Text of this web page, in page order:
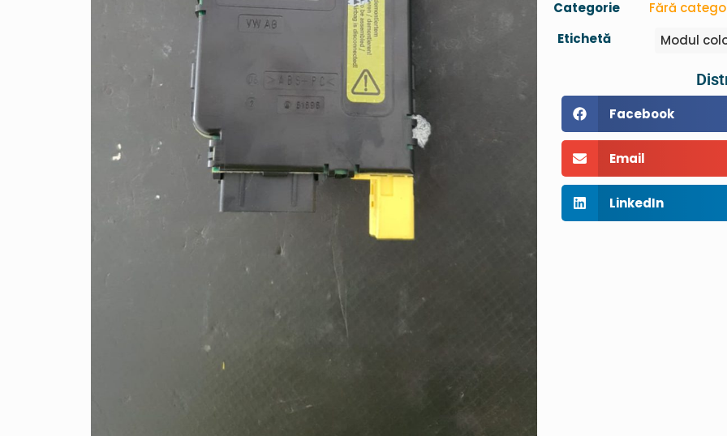
Categorie
Fără
Etichetă
Modul
Facebook
Email
LinkedIn